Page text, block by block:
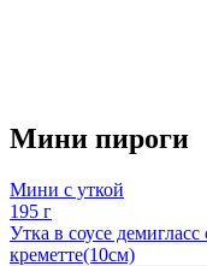
Мини пироги
Мини с уткой
195 г
Утка в соусе
креметте(10см)